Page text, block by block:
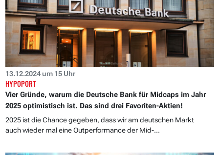
13.12.2024 um 15 Uhr
HYPOPORT
Vier Gründe, warum die Deutsche Bank für Midcaps im Jahr
2025 optimistisch ist. Das sind drei Favoriten-Aktien!
2025 ist die Chance gegeben, dass wir am deutschen Markt
auch wieder mal eine Outperformance der Mid-...